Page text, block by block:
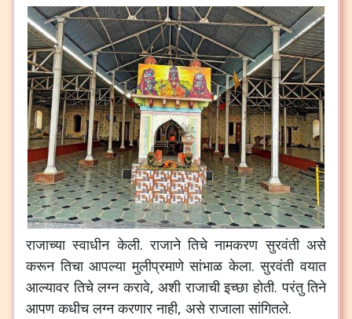
राजाच्या स्वाधीन केली.राजाने तिचे नामकरण सुरवंती असे
करून तिचा आपल्या मुलीप्रमाणे सांभाळ केला.सुरवंती वयात
आल्यावर तिचे लग्न करावे,अशी राजाची इच्छा होती.परंतु तिने
आपण कधीच लग्न करणार नाही, असे राजाला सांगितले.